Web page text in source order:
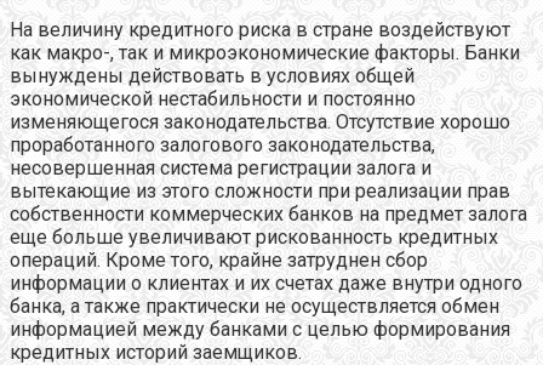
На величину кредитного риска в стране воздействуют
как макро-, так и микроэкономические факторы. Банки
вынуждены действовать в условиях общей
экономической нестабильности и постоянно
изменяющегося законодательства. Отсутствие хорошо
проработанного залогового законодательства,
несовершенная система регистрации залога и
вытекающие из этого сложности при реализации прав
собственности коммерческих банков на предмет залога
еще больше увеличивают рискованность кредитных
операций. Кроме того, крайне затруднен сбор
информации о клиентах и их счетах даже внутри одного
банка, а также практически не осуществляется обмен
информацией между банками с целью формирования
кредитных историй заемщиков.